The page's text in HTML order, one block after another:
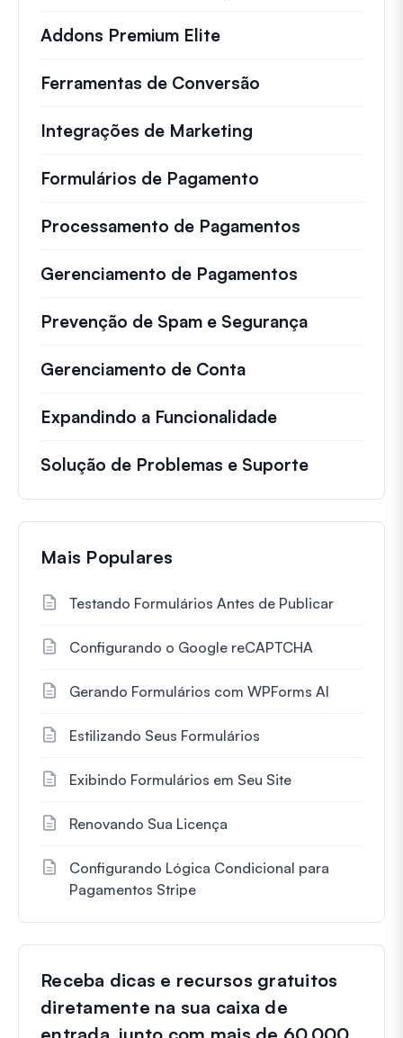
Addons Premium Elite
Ferramentas de Conversão
Integrações de Marketing
Formulários de Pagamento
Processamento de Pagamentos
Gerenciamento de Pagamentos
Prevenção de Spam e Segurança
Gerenciamento de Conta
Expandindo a Funcionalidade
Solução de Problemas e Suporte
Mais Populares
Testando Formulários Antes de Publicar
Configurando o Google reCAPTCHA
Gerando Formulários com WPForms AI
Estilizando Seus Formulários
Exibindo Formulários em Seu Site
Renovando Sua Licença
Configurando Lógica Condicional para
Pagamentos Stripe
Receba dicas e recursos gratuitos
diretamente na sua caixa de